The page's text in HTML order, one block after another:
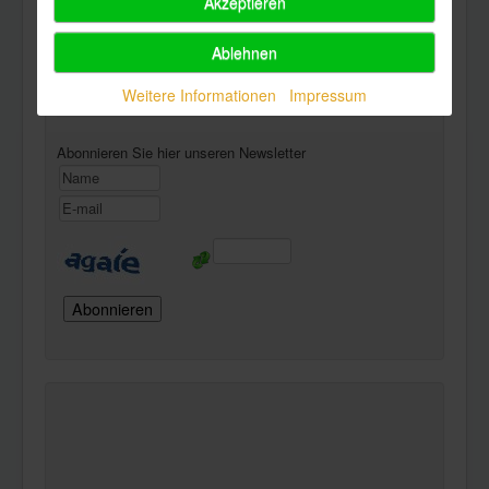
Powered byPhoca Download
Newsletter
Abonnieren Sie hier unseren Newsletter
Ablehnen
Weitere Informationen
Impressum